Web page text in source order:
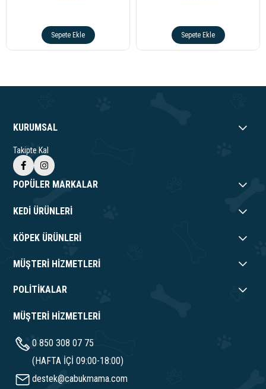
Sepete Ekle Sepete Ekle
KURUMSAL
Takipte Kal
POPÜLER MARKALAR
KEDİ ÜRÜNLERİ
KÖPEK ÜRÜNLERİ
MÜŞTERİ HİZMETLERİ
POLİTİKALAR
MÜŞTERİ HİZMETLERİ
0 850 308 07 75
(HAFTA İÇİ 09:00-18:00)
destek@cabukmama.com